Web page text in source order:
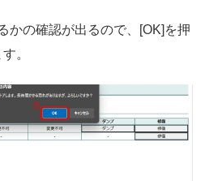
かの確認が出るので、[OK]を押
。